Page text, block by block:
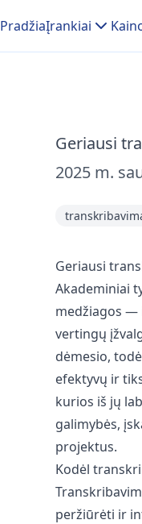
PradžiaĮrankiai
Geriausi
2025 m.
Geriausi
Akademiniai
medžiagos —
vertingų
dėmesio,
efektyvų ir
kurios iš jų
galimybės,
projektus.
Kodėl
peržiūrėti ir